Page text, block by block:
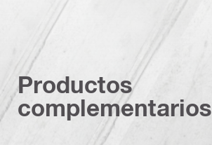
Productos
complementarios